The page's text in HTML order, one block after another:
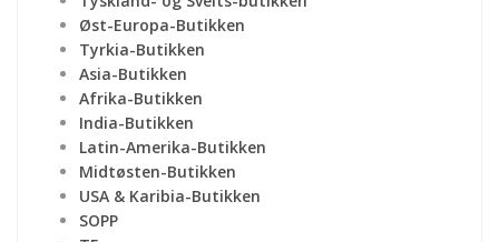
Øst-Europa-Butikken
Tyrkia-Butikken
Asia-Butikken
Afrika-Butikken
India-Butikken
Latin-Amerika-Butikken
Midtøsten-Butikken
USA & Karibia-Butikken
SOPP